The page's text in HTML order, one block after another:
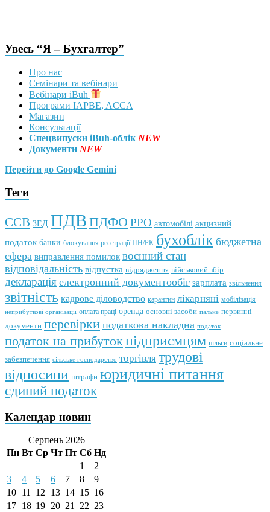
Увесь “Я – Бухгалтер”
Про нас
Семінари та вебінари
Вебінари iBuh
Програми IAPBE, ACCA
Магазин
Консультації
Спецвипуски iBuh-облік NEW
Документи NEW
Перейти до Google Gemini
Теги
ЄСВ ЗЕД ПДВ ПДФО РРО автомобілі акцизний
податок банки блокування реєстрації ПН/РК бухоблік бюджетна
сфера виправлення помилок воєнний стан
відповідальність відпустка відрядження військовий збір
декларація електронний документообіг зарплата звільнення
звітність кадрове діловодство карантин лікарняні мобілізація
неприбуткові організації оплата праці оренда основні засоби пальне первинні
документи перевірки податкова накладна податок
податок на прибутокпідприємцям пільги соціальне
забезпечення сільське господарство торгівля трудові
відносини штрафи юридичні питання
єдиний податок
Календар новин
Серпень 2026
Пн Вт Ср Чт Пт Сб Нд
1
2
3
4 5 6 7 8
9
10 11 12 13 14 15 16
17 18 19 20 21 22 23